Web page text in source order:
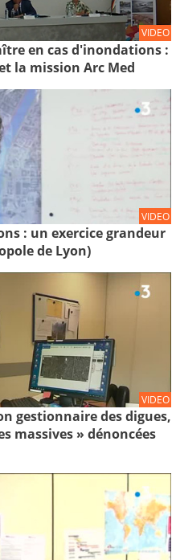
VIDEO
en cas d'inondations :
la mission Arc Med
VIDEO
: un exercice grandeur
de Lyon)
VIDEO
gestionnaire des digues,
massives » dénoncées